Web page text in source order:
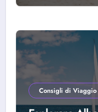
Consigli di Viaggio